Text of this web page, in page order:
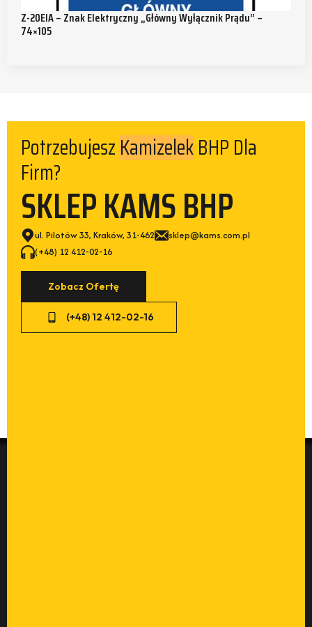
Z-20EIA – Znak Elektryczny „Główny Wyłącznik Prądu” –
74×105
PotrzebujeszKamizelekBHP Dla
Firm?
SKLEP KAMS BHP
ul. Pilotów 33, Kraków, 31-462
sklep@kams.com.pl
(+48) 12 412-02-16
Zobacz Ofertę
(+48) 12 412-02-16